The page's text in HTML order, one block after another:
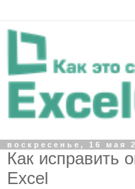
воскресенье, 16 мая
Как
Excel